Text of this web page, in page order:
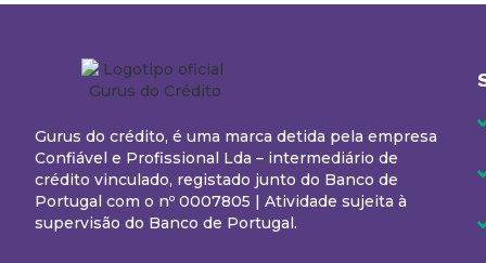
Gurus do crédito, é uma marca detida pela empresa
Confiável e Profissional Lda – intermediário de
crédito vinculado, registado junto do Banco de
Portugal com o nº 0007805 | Atividade sujeita à
supervisão do Banco de Portugal.